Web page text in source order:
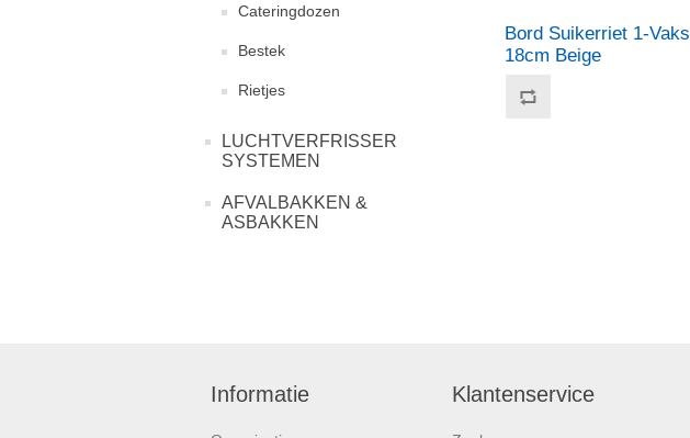
Cateringdozen
Bestek
Rietjes
LUCHTVERFRISSER
SYSTEMEN
AFVALBAKKEN &
ASBAKKEN
Bord Suikerriet 1-Vaks
18cm Beige
Informatie Klantenservice